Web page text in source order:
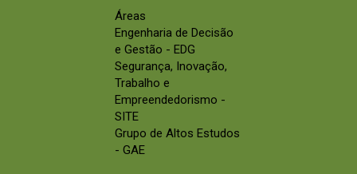
Áreas
Engenharia de Decisão
e Gestão - EDG
Segurança, Inovação,
Trabalho e
Empreendedorismo -
SITE
Grupo de Altos Estudos
- GAE